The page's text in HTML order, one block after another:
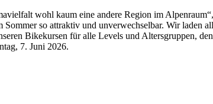
wohl kaum eine andere Region im
Sommer so attraktiv und unverwechselbar. Wir
Bikekursen für alle Levels und Altersgruppen,
7. Juni 2026.